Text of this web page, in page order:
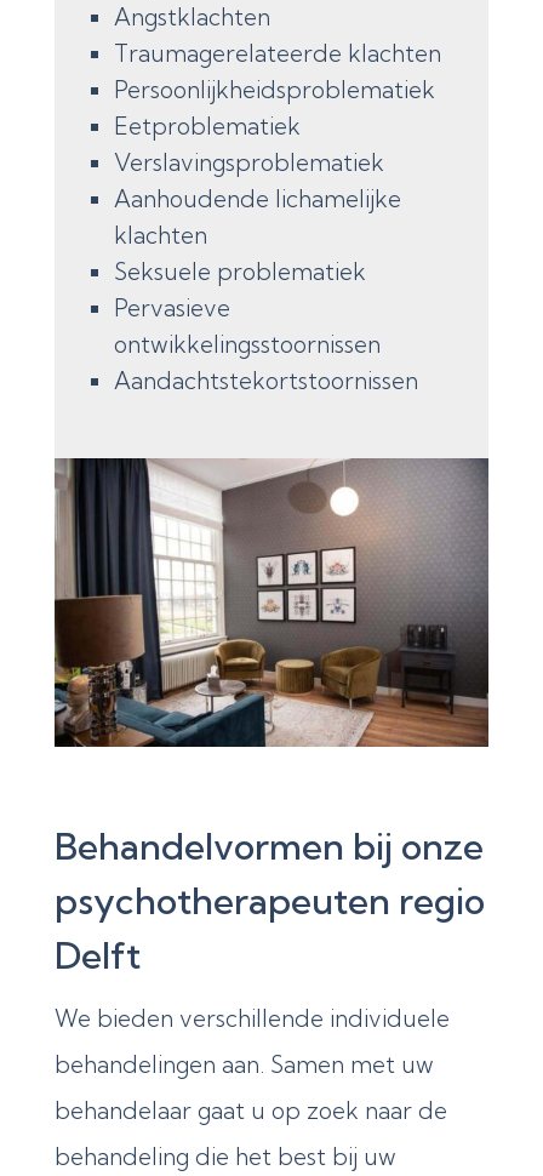
Angstklachten
Traumagerelateerde klachten
Persoonlijkheidsproblematiek
Eetproblematiek
Verslavingsproblematiek
Aanhoudende lichamelijke
klachten
Seksuele problematiek
Pervasieve
ontwikkelingsstoornissen
Aandachtstekortstoornissen
Behandelvormen bij onze
psychotherapeuten regio
Delft
We bieden verschillende individuele
behandelingen aan. Samen met uw
behandelaar gaat u op zoek naar de
behandeling die het best bij uw